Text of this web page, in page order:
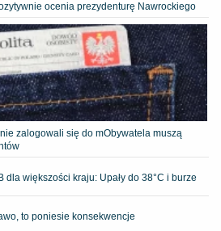
ocenia prezydenturę Nawrockiego
zalogowali się do mObywatela muszą
dla większości kraju: Upały do 38°C i burze
to poniesie konsekwencje